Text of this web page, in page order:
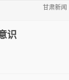
甘肃新闻
识